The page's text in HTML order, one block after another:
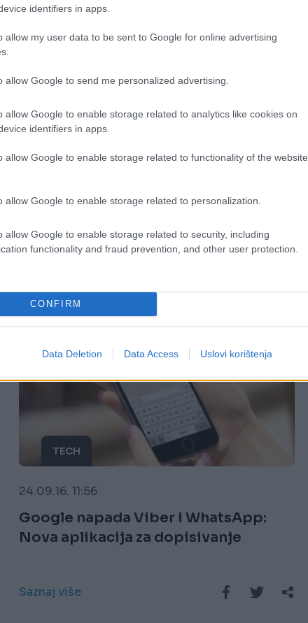
identifiers in apps.
allow my user data to be sent to Google for online advertising
allow Google to send me personalized advertising.
allow Google to enable storage related to analytics like cookies on
identifiers in apps.
allow Google to enable storage related to functionality of the website
allow Google to enable storage related to personalization.
allow Google to enable storage related to security, including
functionality and fraud prevention, and other user protection.
CONFIRM
Data Deletion Data Access Uslovi korištenja
E BURAZ
02.12.16. 18:23
Saznaj više
TECH
24.09.16. 11:56
Google napada Viber i WhatsApp:
Nova aplikacija za dopisivanje
Saznaj više